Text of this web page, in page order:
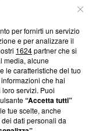
su Blasting
ci impegniamo a
aderenza a
News non è
di farne
una verifica di
per fornirti un servizio
e per analizzare il
1624partner che si
media, alcune
le caratteristiche del tuo
che hai
servizi. Puoi
“Accetta tutti”
tue scelte, anche
dati personali da